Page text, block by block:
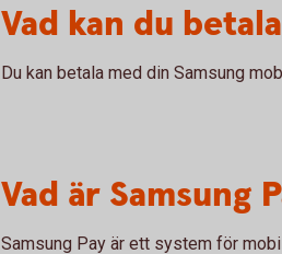
Vad kan du
Du kan betala med din Samsung
Vad är Samsung
Samsung Pay är ett system för